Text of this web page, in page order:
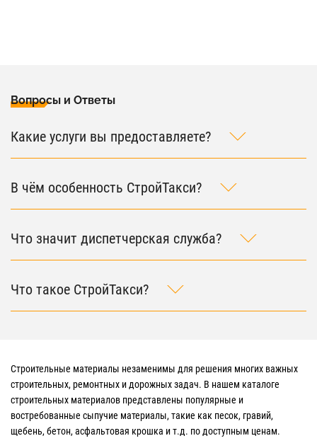
Вопросы и Ответы
Какие услуги вы предоставляете?
В чём особенность СтройТакси?
Что значит диспетчерская служба?
Что такое СтройТакси?
Строительные материалы незаменимы для решения многих важных
строительных, ремонтных и дорожных задач. В нашем каталоге
строительных материалов представлены популярные и
востребованные сыпучие материалы, такие как песок, гравий,
щебень, бетон, асфальтовая крошка и т.д. по доступным ценам.